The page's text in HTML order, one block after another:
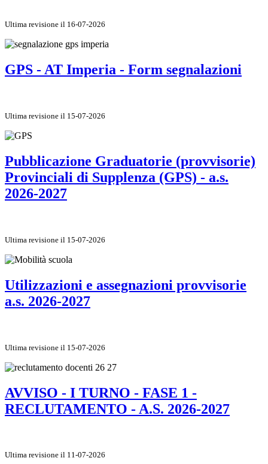
Ultima revisione il 16-07-2026
GPS - AT Imperia - Form segnalazioni
Ultima revisione il 15-07-2026
Pubblicazione Graduatorie (provvisorie)
Provinciali di Supplenza (GPS) - a.s.
2026-2027
Ultima revisione il 15-07-2026
Utilizzazioni e assegnazioni provvisorie
a.s. 2026-2027
Ultima revisione il 15-07-2026
AVVISO - I TURNO - FASE 1 -
RECLUTAMENTO - A.S. 2026-2027
Ultima revisione il 11-07-2026